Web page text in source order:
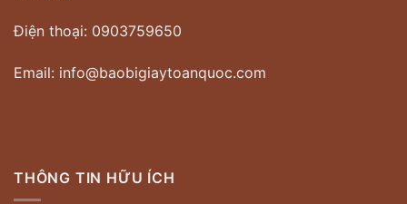
Điện thoại: 0903759650
Email: info@baobigiaytoanquoc.com
THÔNG TIN HỮU ÍCH